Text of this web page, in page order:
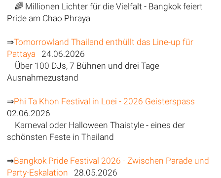
🌈 Millionen Lichter für die Vielfalt - Bangkok feiert
Pride am Chao Phraya
⇒Tomorrowland Thailand enthüllt das Line-up für
Pattaya 24.06.2026
Über 100 DJs, 7 Bühnen und drei Tage
Ausnahmezustand
⇒Phi Ta Khon Festival in Loei - 2026 Geisterspass
02.06.2026
Karneval oder Halloween Thaistyle - eines der
schönsten Feste in Thailand
⇒Bangkok Pride Festival 2026 - Zwischen Parade und
Party-Eskalation 28.05.2026